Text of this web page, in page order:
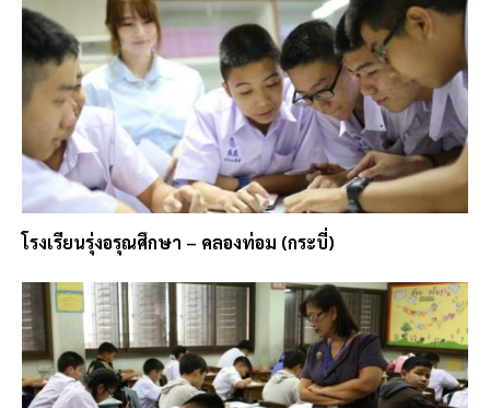
โรงเรียนรุ่งอรุณศึกษา – คลองท่อม (กระบี่)